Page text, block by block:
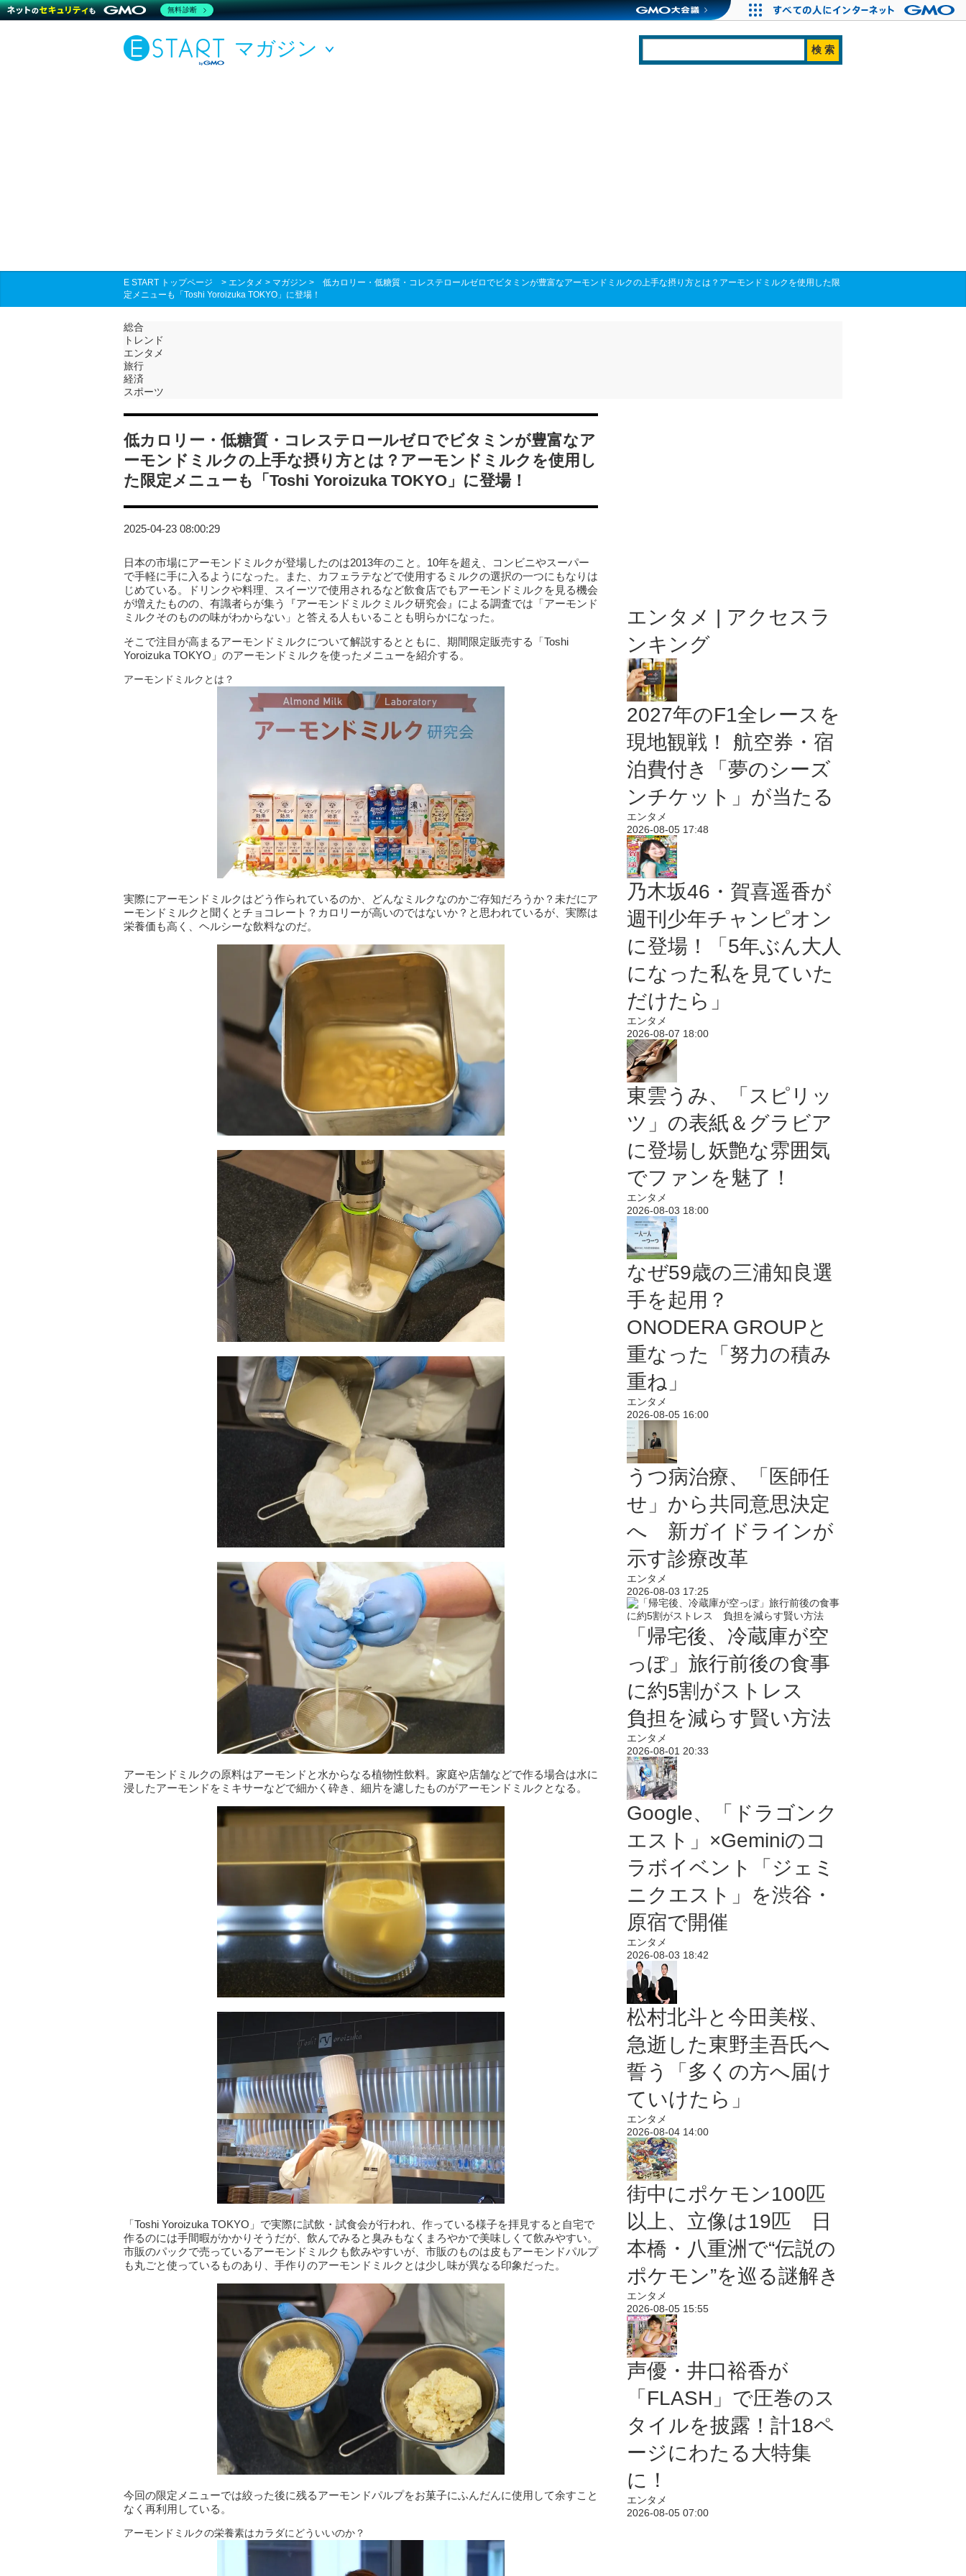
マガジン
E START トップページ > エンタメ > マガジン > 低カロリー・低糖質・コレステロールゼロでビタミンが豊富なアーモンドミルクの上手な摂り方とは？アーモンドミルクを使用した限
定メニューも「Toshi Yoroizuka TOKYO」に登場！
総合
トレンド
エンタメ
旅行
経済
スポーツ
低カロリー・低糖質・コレステロールゼロでビタミンが豊富なア
ーモンドミルクの上手な摂り方とは？アーモンドミルクを使用し
た限定メニューも「Toshi Yoroizuka TOKYO」に登場！
2025-04-23 08:00:29
日本の市場にアーモンドミルクが登場したのは2013年のこと。10年を超え、コンビニやスーパー
で手軽に手に入るようになった。また、カフェラテなどで使用するミルクの選択の一つにもなりは
じめている。ドリンクや料理、スイーツで使用されるなど飲食店でもアーモンドミルクを見る機会
が増えたものの、有識者らが集う『アーモンドミルクミルク研究会』による調査では「アーモンド
ミルクそのものの味がわからない」と答える人もいることも明らかになった。
そこで注目が高まるアーモンドミルクについて解説するとともに、期間限定販売する「Toshi
Yoroizuka TOKYO」のアーモンドミルクを使ったメニューを紹介する。
アーモンドミルクとは？
実際にアーモンドミルクはどう作られているのか、どんなミルクなのかご存知だろうか？未だにア
ーモンドミルクと聞くとチョコレート？カロリーが高いのではないか？と思われているが、実際は
栄養価も高く、ヘルシーな飲料なのだ。
アーモンドミルクの原料はアーモンドと水からなる植物性飲料。家庭や店舗などで作る場合は水に
浸したアーモンドをミキサーなどで細かく砕き、細片を濾したものがアーモンドミルクとなる。
「Toshi Yoroizuka TOKYO」で実際に試飲・試食会が行われ、作っている様子を拝見すると自宅で
作るのには手間暇がかかりそうだが、飲んでみると臭みもなくまろやかで美味しくて飲みやすい。
市販のパックで売っているアーモンドミルクも飲みやすいが、市販のものは皮もアーモンドパルプ
も丸ごと使っているものあり、手作りのアーモンドミルクとは少し味が異なる印象だった。
今回の限定メニューでは絞った後に残るアーモンドパルプをお菓子にふんだんに使用して余すこと
なく再利用している。
アーモンドミルクの栄養素はカラダにどういいのか？
エンタメ | アクセスラ
ンキング
2027年のF1全レースを
現地観戦！ 航空券・宿
泊費付き「夢のシーズ
ンチケット」が当たる
エンタメ
2026-08-05 17:48
乃木坂46・賀喜遥香が
週刊少年チャンピオン
に登場！「5年ぶん大人
になった私を見ていた
だけたら」
エンタメ
2026-08-07 18:00
東雲うみ、「スピリッ
ツ」の表紙＆グラビア
に登場し妖艶な雰囲気
でファンを魅了！
エンタメ
2026-08-03 18:00
なぜ59歳の三浦知良選
手を起用？
ONODERA GROUPと
重なった「努力の積み
重ね」
エンタメ
2026-08-05 16:00
うつ病治療、「医師任
せ」から共同意思決定
へ 新ガイドラインが
示す診療改革
エンタメ
2026-08-03 17:25
「帰宅後、冷蔵庫が空
っぽ」旅行前後の食事
に約5割がストレス
負担を減らす賢い方法
エンタメ
2026-08-01 20:33
Google、「ドラゴンク
エスト」×Geminiのコ
ラボイベント「ジェミ
ニクエスト」を渋谷・
原宿で開催
エンタメ
2026-08-03 18:42
松村北斗と今田美桜、
急逝した東野圭吾氏へ
誓う「多くの方へ届け
ていけたら」
エンタメ
2026-08-04 14:00
街中にポケモン100匹
以上、立像は19匹 日
本橋・八重洲で“伝説の
ポケモン”を巡る謎解き
エンタメ
2026-08-05 15:55
声優・井口裕香が
「FLASH」で圧巻のス
タイルを披露！計18ペ
ージにわたる大特集
に！
エンタメ
2026-08-05 07:00
無料診断